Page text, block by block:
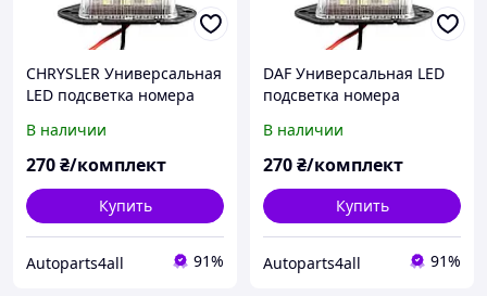
CHRYSLER Универсальная
LED подсветка номера
светодиодная фонарь
номерного знаку диодная
В наличии
270₴/комплект
Купить
Autoparts4all 91%
DAF Универсальная LED
подсветка номера
светодиодная фонарь
номерного знаку диодная
В наличии
270₴/комплект
Купить
Autoparts4all 91%